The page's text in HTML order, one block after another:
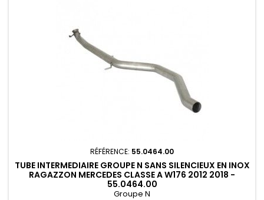
RÉFÉRENCE: 55.0464.00
TUBE INTERMEDIAIRE GROUPE N SANS SILENCIEUX EN INOX
RAGAZZON MERCEDES CLASSE A W176 2012 2018 -
55.0464.00
Groupe N